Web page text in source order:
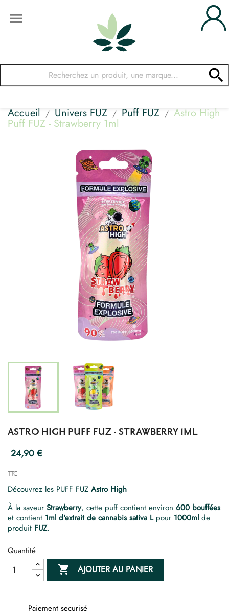


Accueil Univers FUZ Puff FUZ Astro High
Puff FUZ - Strawberry 1ml
ASTRO HIGH PUFF FUZ - STRAWBERRY 1ML
24,90 €
TTC
Découvrez les PUFF FUZ Astro High
À la saveur Strawberry, cette puff contient environ 600 bouffées
et contient 1ml d'extrait de cannabis sativa Lpour 1000ml de
produit FUZ.
Quantité
 AJOUTER AU PANIER
Paiement securisé